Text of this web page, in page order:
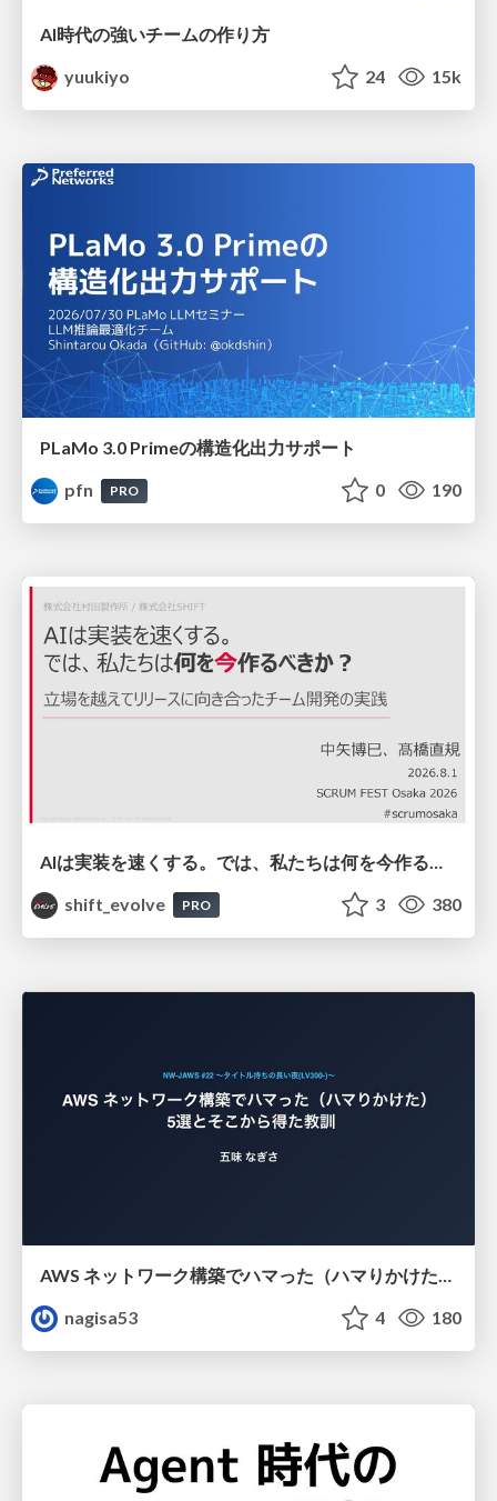
AI時代の強いチームの作り方
yuukiyo
24 15k
PLaMo 3.0 Primeの構造化出力サポート
pfn
PRO 0 190
shift_evolve
PRO 3 380
AWS ネットワーク構築でハマった（ハマりかけた） 5選とそこから得た教訓
nagisa53
4 180